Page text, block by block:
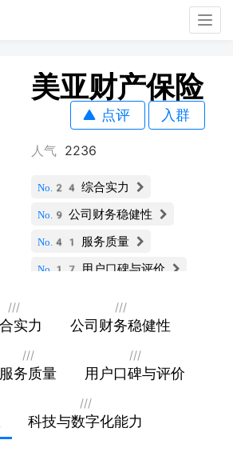
美亚财产保险
点评 入群
人气 2236
No.24 综合实力
No.9 公司财务稳健性
No.41 服务质量
No.17 用户口碑与评价
No.20科技与数字化能力
社会责任与声誉
///
实力
///
公司财务稳健性
///
服务质量
///
用户口碑与评价
///
科技与数字化能力